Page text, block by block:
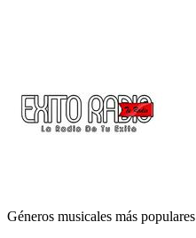
Géneros musicales más populares